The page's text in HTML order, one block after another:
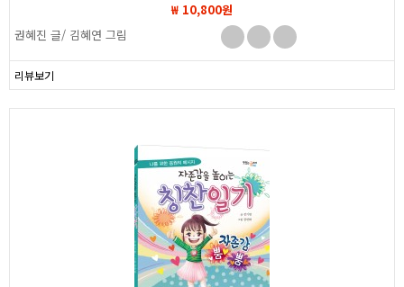
₩ 10,800원
권혜진 글/ 김혜연 그림
리뷰보기